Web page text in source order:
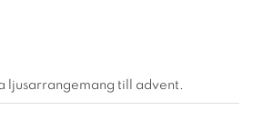
ljusarrangemang till advent.